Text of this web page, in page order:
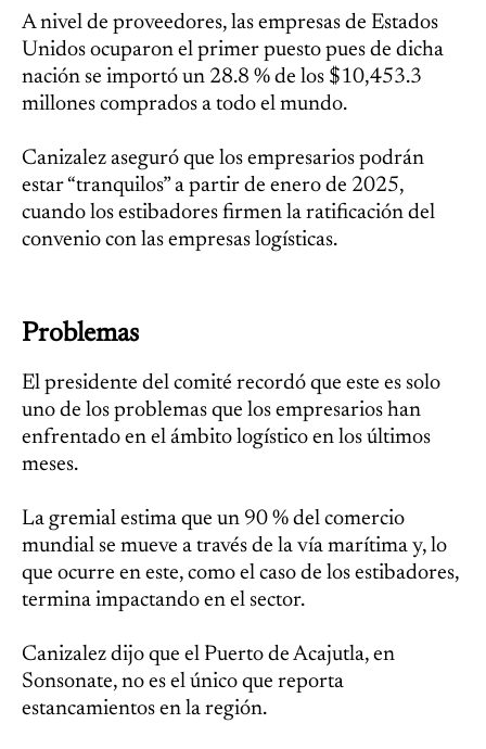
A nivel de proveedores, las empresas de Estados
Unidos ocuparon el primer puesto pues de dicha
nación se importó un 28.8 % de los $10,453.3
millones comprados a todo el mundo.
Canizalez aseguró que los empresarios podrán
estar “tranquilos” a partir de enero de 2025,
cuando los estibadores firmen la ratificación del
convenio con las empresas logísticas.
Problemas
El presidente del comité recordó que este es solo
uno de los problemas que los empresarios han
enfrentado en el ámbito logístico en los últimos
meses.
La gremial estima que un 90 % del comercio
mundial se mueve a través de la vía marítima y, lo
que ocurre en este, como el caso de los estibadores,
termina impactando en el sector.
Canizalez dijo que el Puerto de Acajutla, en
Sonsonate, no es el único que reporta
estancamientos en la región.